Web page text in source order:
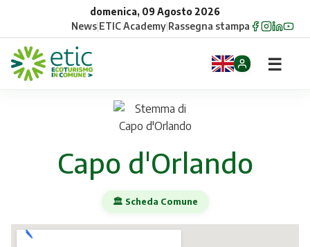
domenica, 09 Agosto 2026
News|ETIC Academy|Rassegna stampa
☰
Capo d'Orlando
🏛️ Scheda Comune